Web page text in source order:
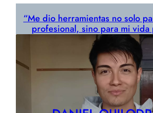
“Me dio herramientas no solo
profesional, sino para mi vida